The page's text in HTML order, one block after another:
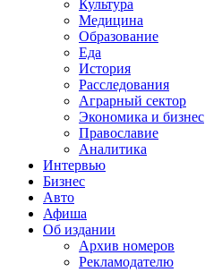
Культура
Медицина
Образование
Еда
История
Расследования
Аграрный сектор
Экономика и бизнес
Православие
Аналитика
Интервью
Бизнес
Авто
Афиша
Об издании
Архив номеров
Рекламодателю